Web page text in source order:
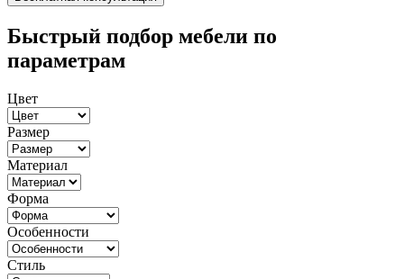
Быстрый подбор мебели по
параметрам
Цвет
Размер
Материал
Форма
Особенности
Стиль